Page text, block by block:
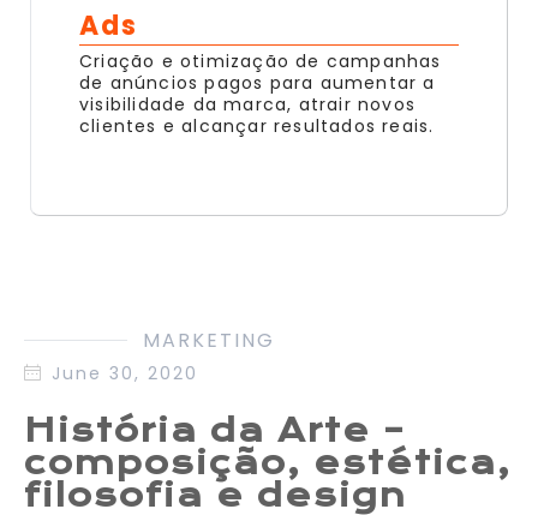
Ads
Criação e otimização de campanhas
de anúncios pagos para aumentar a
visibilidade da marca, atrair novos
clientes e alcançar resultados reais.
MARKETING
June 30, 2020
História da Arte –
composição, estética,
filosofia e design